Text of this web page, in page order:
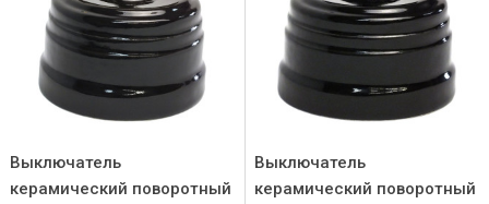
Выключатель
керамический поворотный
Выключатель
керамический поворотный